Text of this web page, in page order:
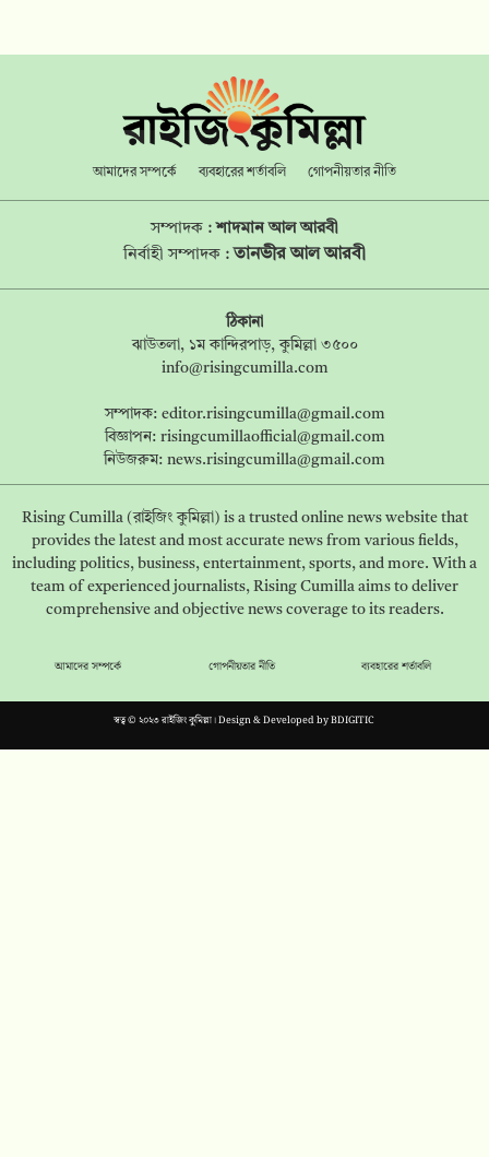
আমাদের সম্পর্কে ব্যবহারের শর্তাবলি গোপনীয়তার নীতি
সম্পাদক :শাদমান আল আরবী
নির্বাহী সম্পাদক : তানভীর আল আরবী
ঠিকানা
ঝাউতলা, ১ম কান্দিরপাড়, কুমিল্লা ৩৫০০
info@risingcumilla.com
সম্পাদক: editor.risingcumilla@gmail.com
বিজ্ঞাপন: risingcumillaofficial@gmail.com
নিউজরুম: news.risingcumilla@gmail.com
Rising Cumilla (রাইজিং কুমিল্লা) is a trusted online news website that
provides the latest and most accurate news from various fields,
including politics, business, entertainment, sports, and more. With a
team of experienced journalists, Rising Cumilla aims to deliver
comprehensive and objective news coverage to its readers.
আমাদের সম্পর্কে গোপনীয়তার নীতি ব্যবহারের শর্তাবলি
স্বত্ব © ২০২৩ রাইজিং কুমিল্লা। Design & Developed byBDIGITIC